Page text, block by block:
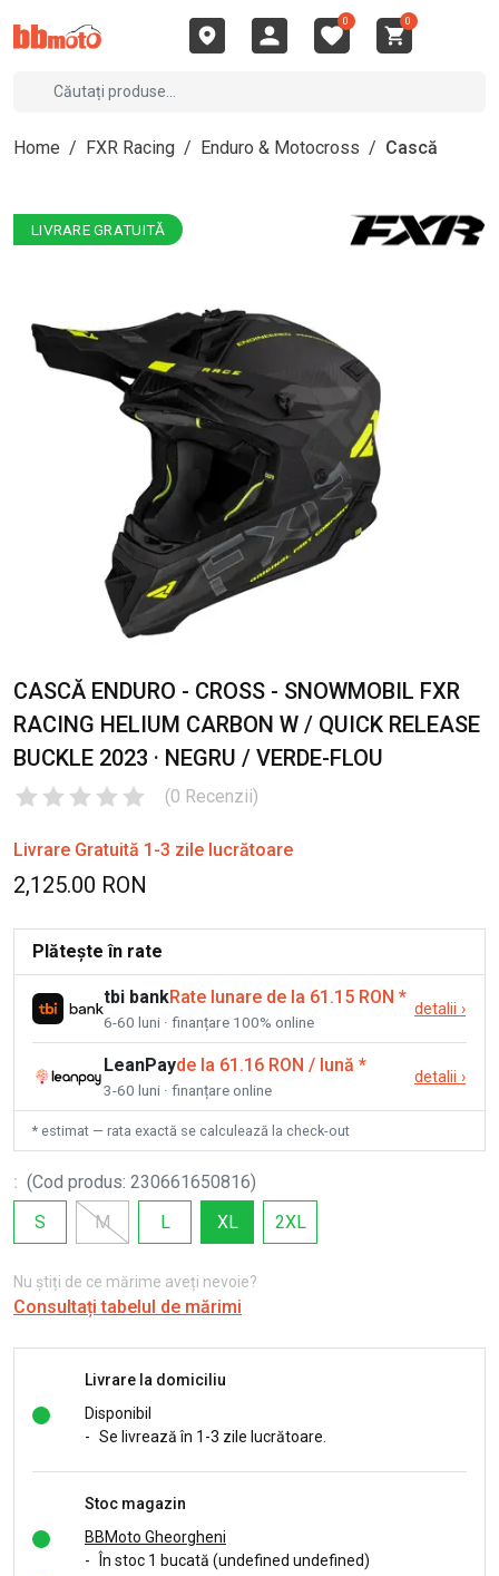
0 0
Home / FXR Racing / Enduro & Motocross / Cască
LIVRARE GRATUITĂ
CASCĂ ENDURO - CROSS - SNOWMOBIL FXR
RACING HELIUM CARBON W / QUICK RELEASE
BUCKLE 2023 · NEGRU / VERDE-FLOU
(0 Recenzii)
Livrare Gratuită 1-3 zile lucrătoare
2,125.00 RON
Plătește în rate
tbi bankRate lunare de la 61.15 RON *
6-60 luni · finanțare 100% online
detalii ›
LeanPayde la 61.16 RON / lună *
3-60 luni · finanțare online
detalii ›
* estimat — rata exactă se calculează la check-out
: (Cod produs: 230661650816)
S
M L XL 2XL
Nu știți de ce mărime aveți nevoie?
Consultați tabelul de mărimi
Livrare la domiciliu
Disponibil
- Se livrează în 1-3 zile lucrătoare.
Stoc magazin
BBMoto Gheorgheni
-
În stoc 1 bucată (undefined undefined)